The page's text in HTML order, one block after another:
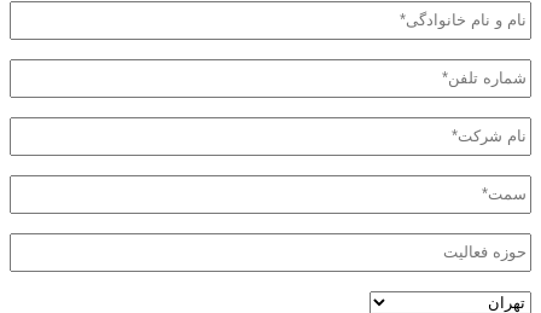
نام
و
نام
خانوادگی (Required)
تلفن
همراه*
(Required)
نام
شرکت*
(Required)
سمت*
فعالیت
آدرس